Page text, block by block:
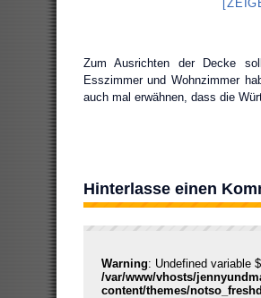
Zum Ausrichten der Decke
Esszimmer und Wohnzimmer
auch mal erwähnen, dass die
Hinterlasse einen
Warning: Undefined variable
/var/www/vhosts/
content/themes/